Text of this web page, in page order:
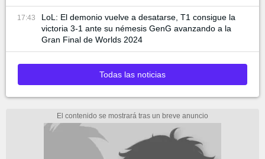
17:43
LoL: El demonio vuelve a desatarse, T1 consigue la
victoria 3-1 ante su némesis GenG avanzando a la
Gran Final de Worlds 2024
Todas las noticias